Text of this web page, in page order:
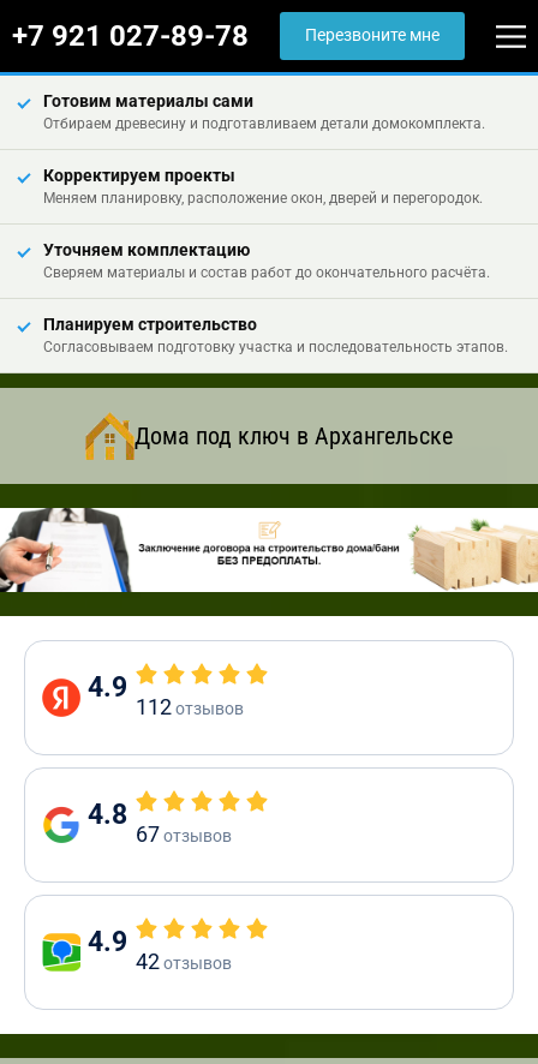
+7 921 027-89-78 Перезвоните мне
Готовим материалы сами
Отбираем древесину и подготавливаем детали домокомплекта.
Корректируем проекты
Меняем планировку, расположение окон, дверей и перегородок.
Уточняем комплектацию
Сверяем материалы и состав работ до окончательного расчёта.
Планируем строительство
Согласовываем подготовку участка и последовательность этапов.
Дома под ключ в Архангельске
4.9
112отзывов
4.8
67отзывов
4.9
42отзывов